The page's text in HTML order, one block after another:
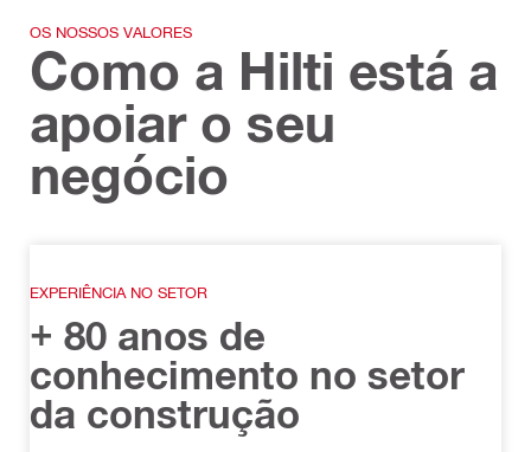
OS NOSSOS VALORES
Como a Hilti está a
apoiar o seu
negócio
EXPERIÊNCIA NO SETOR
+ 80 anos de
conhecimento no setor
da construção